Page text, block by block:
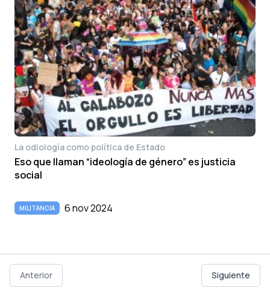
La odiología como política de Estado
Eso que llaman “ideología de género” es justicia
social
MILITANCIA 6 nov 2024
Anterior Siguiente